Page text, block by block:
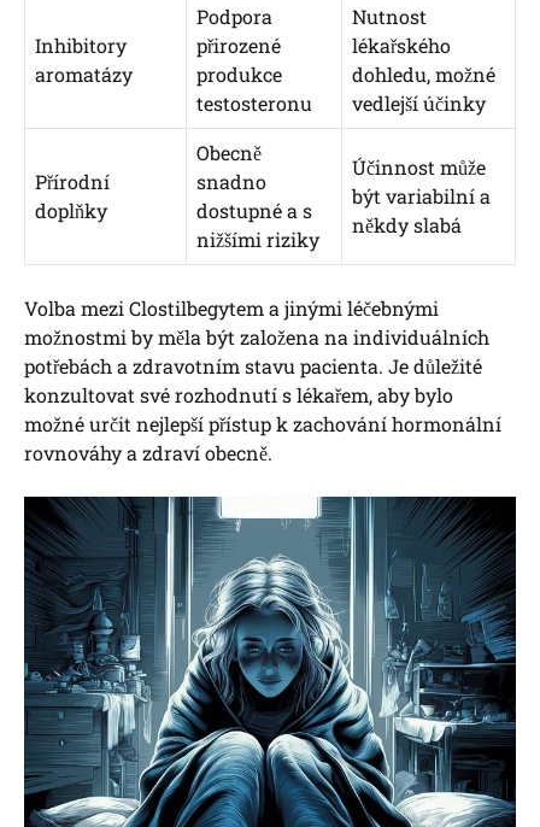
Inhibitory
aromatázy
Podpora
přirozené
produkce
testosteronu
Nutnost
lékařského
dohledu, možné
vedlejší účinky
Přírodní
doplňky
Obecně
snadno
dostupné a s
nižšími riziky
Účinnost může
být variabilní a
někdy slabá
Volba mezi Clostilbegytem a jinými léčebnými
možnostmi by měla být založena na individuálních
potřebách a zdravotním stavu pacienta. Je důležité
konzultovat své rozhodnutí s lékařem, aby bylo
možné určit nejlepší přístup k zachování hormonální
rovnováhy a zdraví obecně.